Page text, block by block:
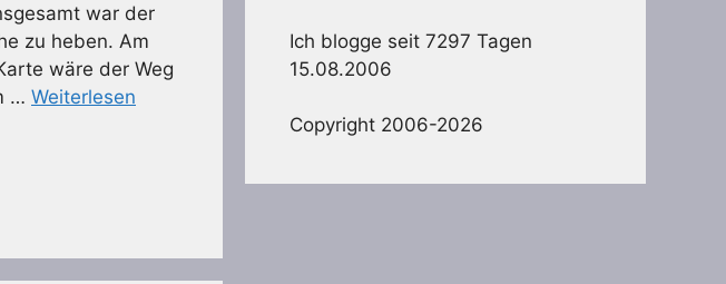
war der
zu heben. Am
wäre der Weg
… Weiterlesen
Ich blogge seit 7297 Tagen
15.08.2006
Copyright 2006-2026